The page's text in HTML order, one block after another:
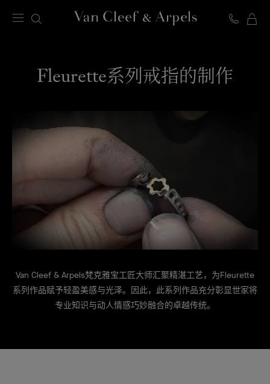
Arpels
梵
页
Fleurette系列戒指的制作
Van Cleef & Arpels梵克雅宝工匠大师汇聚精湛工艺，为Fleurette
系列作品赋予轻盈美感与光泽。因此，此系列作品充分彰显世家将
专业知识与动人情感巧妙融合的卓越传统。